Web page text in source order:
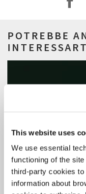
This website uses
We use essential
functioning of the
third-party cookies
information about
POTREBBE